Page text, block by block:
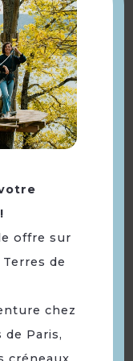
offre sur
de
chez
Paris,